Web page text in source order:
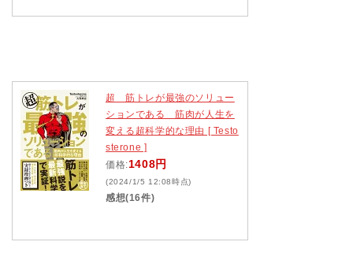
超 筋トレが最強のソリュー
ションである 筋肉が人生を
変える超科学的な理由 [ Testo
sterone ]
価格:1408円
(2024/1/5 12:08時点)
感想(16件)